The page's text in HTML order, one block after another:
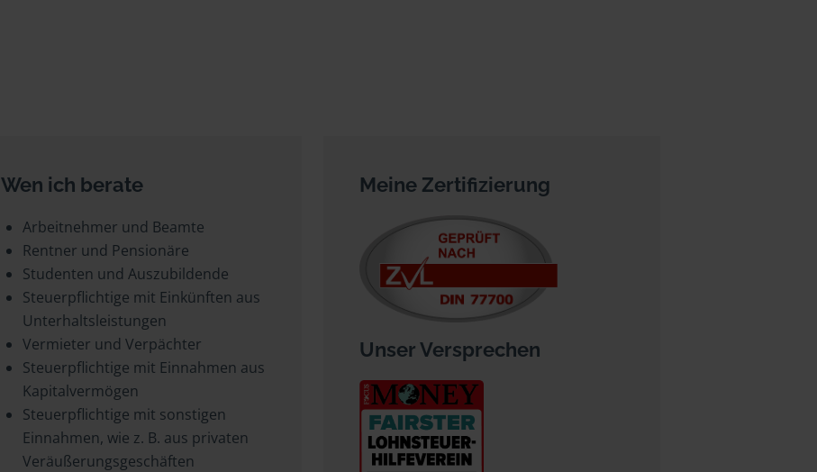
Wen ich berate
Arbeitnehmer und Beamte
Rentner und Pensionäre
Studenten und Auszubildende
Steuerpflichtige mit Einkünften aus
Unterhaltsleistungen
Vermieter und Verpächter
Steuerpflichtige mit Einnahmen aus
Kapitalvermögen
Steuerpflichtige mit sonstigen
Einnahmen, wie z. B. aus privaten
Veräußerungsgeschäften
Meine Zertifizierung
Unser Versprechen